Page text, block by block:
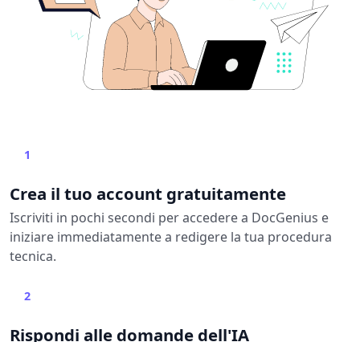
1
Crea il tuo account gratuitamente
Iscriviti in pochi secondi per accedere a DocGenius e
iniziare immediatamente a redigere la tua procedura
tecnica.
2
Rispondi alle domande dell'IA